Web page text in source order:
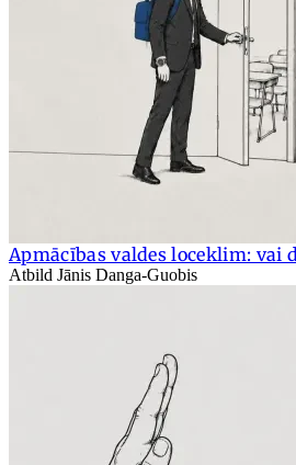
Apmācības valdes loceklim: vai
Atbild Jānis Danga-Guobis